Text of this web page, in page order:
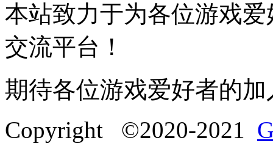
本站致力于为各位游戏
交流平台！
期待各位游戏爱好者的加
Copyright ©2020-2021